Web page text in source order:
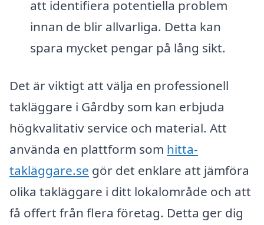
att identifiera potentiella problem
innan de blir allvarliga. Detta kan
spara mycket pengar på lång sikt.
Det är viktigt att välja en professionell
takläggare i Gårdby som kan erbjuda
högkvalitativ service och material. Att
använda en plattform som hitta-
takläggare.se gör det enklare att jämföra
olika takläggare i ditt lokalområde och att
få offert från flera företag. Detta ger dig